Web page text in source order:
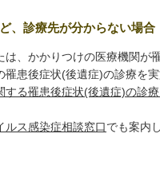
、診療先が分からない場合
、かかりつけの医療機関が
患後症状(後遺症)の診療を
する罹患後症状(後遺症)の診
ルス感染症相談窓口でも案内